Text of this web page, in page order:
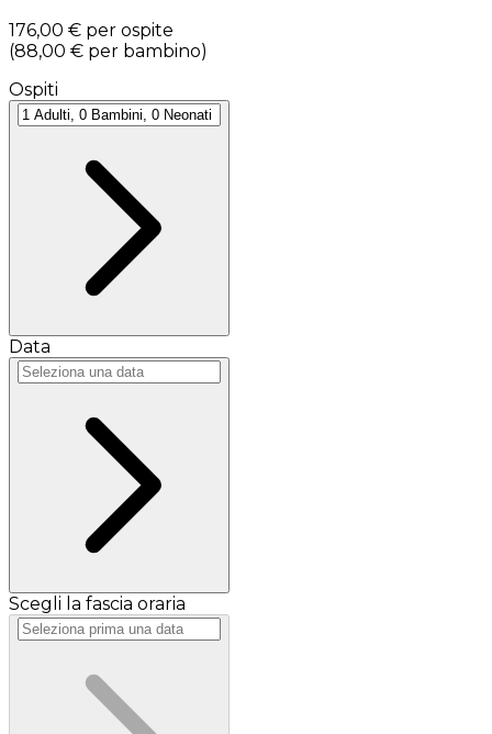
176,00 € per ospite
(88,00 € per bambino)
Ospiti
Data
Scegli la fascia oraria